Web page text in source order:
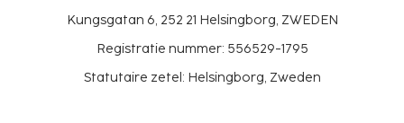
Kungsgatan 6, 252 21 Helsingborg, ZWEDEN
Registratie nummer: 556529-1795
Statutaire zetel: Helsingborg, Zweden